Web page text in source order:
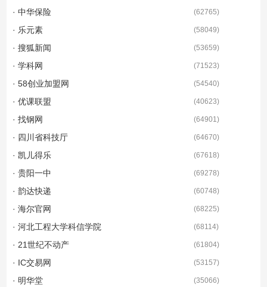
· 中华保险 (62765)
· 乐元素 (58049)
· 搜狐新闻 (53659)
· 学科网 (71523)
· 58创业加盟网 (54540)
· 优课联盟 (40623)
· 找钢网 (64901)
· 四川省科技厅 (64670)
· 凯儿得乐 (67618)
· 贵阳一中 (69278)
· 韵达快递 (60748)
· 海尔官网 (68225)
· 河北工程大学科信学院 (68114)
· 21世纪不动产 (61804)
· IC交易网 (53157)
· 明华堂 (35066)